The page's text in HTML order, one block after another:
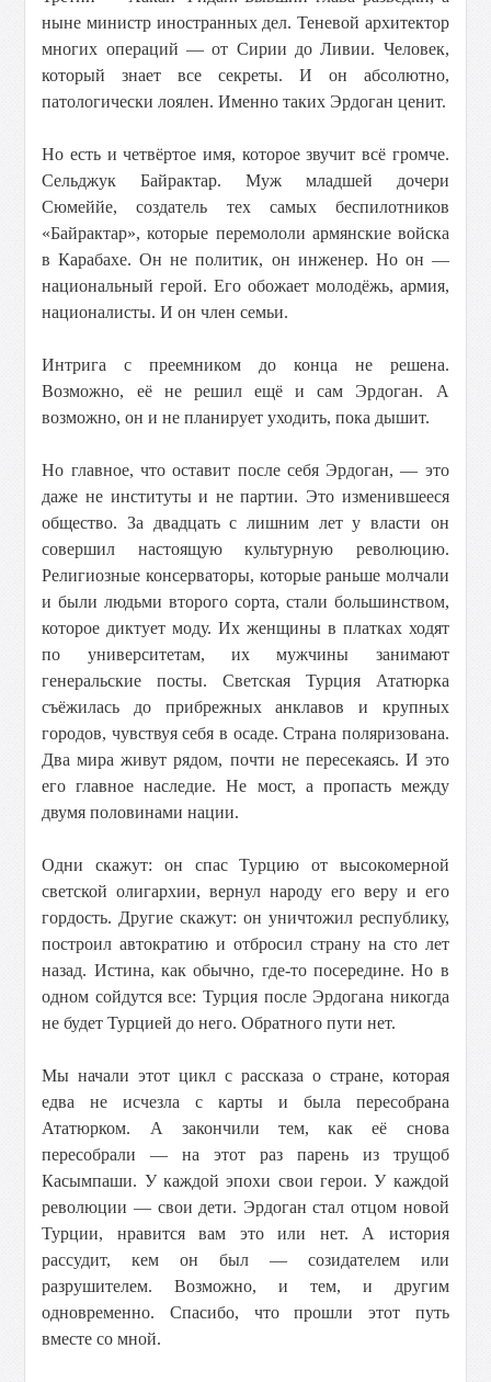
ныне министр иностранных дел. Теневой архитектор
многих операций — от Сирии до Ливии. Человек,
который знает все секреты. И он абсолютно,
патологически лоялен. Именно таких Эрдоган ценит.
Но есть и четвёртое имя, которое звучит всё громче.
Сельджук Байрактар. Муж младшей дочери
Сюмеййе, создатель тех самых беспилотников
«Байрактар», которые перемололи армянские войска
в Карабахе. Он не политик, он инженер. Но он —
национальный герой. Его обожает молодёжь, армия,
националисты. И он член семьи.
Интрига с преемником до конца не решена.
Возможно, её не решил ещё и сам Эрдоган. А
возможно, он и не планирует уходить, пока дышит.
Но главное, что оставит после себя Эрдоган, — это
даже не институты и не партии. Это изменившееся
общество. За двадцать с лишним лет у власти он
совершил настоящую культурную революцию.
Религиозные консерваторы, которые раньше молчали
и были людьми второго сорта, стали большинством,
которое диктует моду. Их женщины в платках ходят
по университетам, их мужчины занимают
генеральские посты. Светская Турция Ататюрка
съёжилась до прибрежных анклавов и крупных
городов, чувствуя себя в осаде. Страна поляризована.
Два мира живут рядом, почти не пересекаясь. И это
его главное наследие. Не мост, а пропасть между
двумя половинами нации.
Одни скажут: он спас Турцию от высокомерной
светской олигархии, вернул народу его веру и его
гордость. Другие скажут: он уничтожил республику,
построил автократию и отбросил страну на сто лет
назад. Истина, как обычно, где-то посередине. Но в
одном сойдутся все: Турция после Эрдогана никогда
не будет Турцией до него. Обратного пути нет.
Мы начали этот цикл с рассказа о стране, которая
едва не исчезла с карты и была пересобрана
Ататюрком. А закончили тем, как её снова
пересобрали — на этот раз парень из трущоб
Касымпаши. У каждой эпохи свои герои. У каждой
революции — свои дети. Эрдоган стал отцом новой
Турции, нравится вам это или нет. А история
рассудит, кем он был — созидателем или
разрушителем. Возможно, и тем, и другим
одновременно. Спасибо, что прошли этот путь
вместе со мной.